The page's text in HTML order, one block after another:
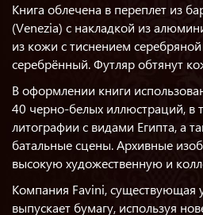
Книга облечена в переплет из
(Venezia) с накладкой из
из кожи с тиснением
серебрённый. Футляр обтянут
В оформлении книги
40 черно-белых иллюстраций, в
литографии с видами Египта, а
батальные сцены. Архивные
высокую художественную и
Компания Favini, существующая
выпускает бумагу, используя